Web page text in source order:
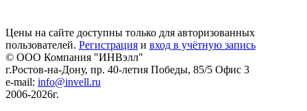
Цены на сайте доступны только для авторизованных
пользователей. Регистрация и вход в учётную запись
© ООО Компания "ИНВэлл"
г.Ростов-на-Дону, пр. 40-летия Победы, 85/5 Офис 3
e-mail: info@invell.ru
2006-2026г.